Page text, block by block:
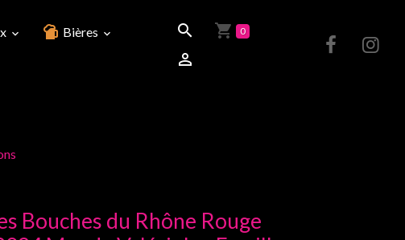
Bières 0
Bouches du Rhône Rouge